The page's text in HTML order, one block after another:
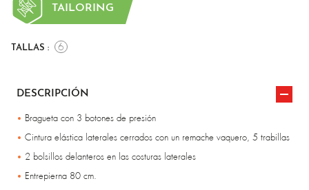
TAILORING
TALLAS : 6
DESCRIPCIÓN
Bragueta con 3 botones de presión
Cintura elástica laterales cerrados con un remache vaquero, 5 trabillas
2 bolsillos delanteros en las costuras laterales
Entrepierna 80 cm.